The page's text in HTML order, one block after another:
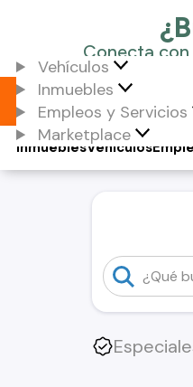
Vehículos
Inmuebles
Empleos y Servicios
Marketplace
Vehículos
Inmuebles